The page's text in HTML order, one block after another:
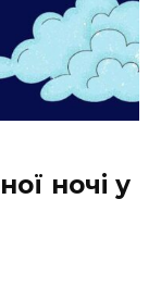
ночі у